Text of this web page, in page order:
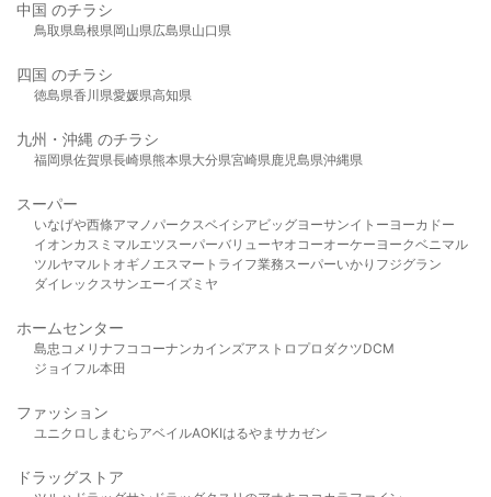
中国 のチラシ
鳥取県島根県岡山県広島県山口県
四国 のチラシ
徳島県香川県愛媛県高知県
九州・沖縄 のチラシ
福岡県佐賀県長崎県熊本県大分県宮崎県鹿児島県沖縄県
スーパー
いなげや西條アマノパークスベイシア ビッグヨーサンイトーヨーカドー
イオンカスミ マルエツスーパーバリューヤオコーオーケー ヨークベニマル
ツルヤマルト オギノ エスマート ライフ業務スーパーいかり フジグラン
ダイレックスサンエーイズミヤ
ホームセンター
島忠 コメリ ナフコ コーナンカインズアストロプロダクツDCM
ジョイフル本田
ファッション
ユニクロ しまむら アベイルAOKIはるやま サカゼン
ドラッグストア